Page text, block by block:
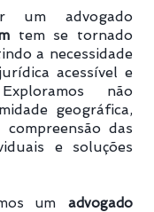
um advogado
tem se tornado
a necessidade
acessível e
não
geográfica,
das
e soluções
um advogado